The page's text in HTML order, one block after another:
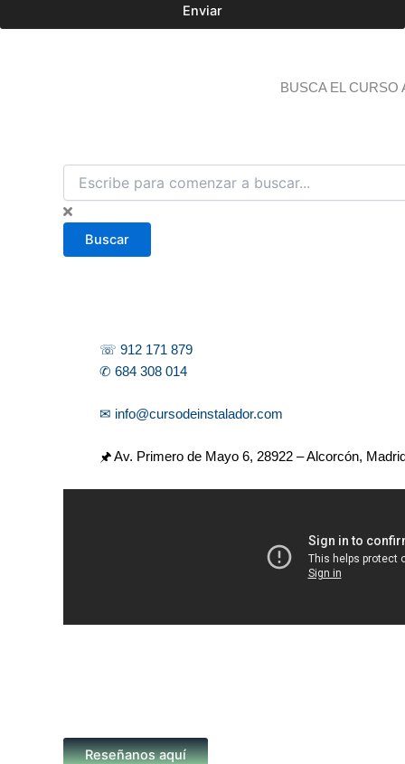
Enviar
BUSCA EL CURSO
B
s
c
Buscar
☏ 912 171 879
✆ 684 308 014
✉ info@cursodeinstalador.com
🖈 Av. Primero de Mayo 6, 28922 – Alcorcón,
Reseñanos aquí